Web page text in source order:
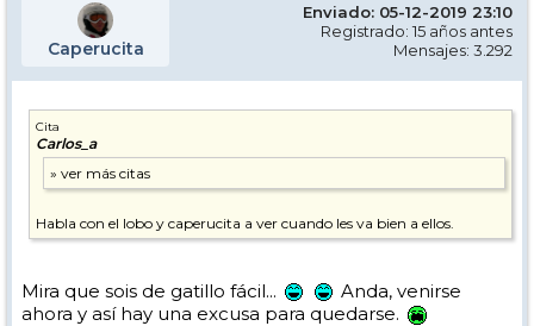
Caperucita
Enviado: 05-12-2019 23:10
Registrado: 15 años antes
Mensajes: 3.292
Cita
Carlos_a
Habla con el lobo y caperucita a ver cuando les va bien a ellos.
Mira que sois de gatillo fácil...
Anda, venirse
ahora y así hay una excusa para quedarse.